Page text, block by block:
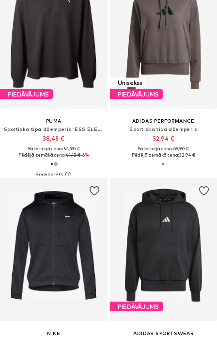
PIEDĀVĀJUMS
PUMA
Sportiska tipa džemperis 'ESS ELEVATED'
38,43 €
Sākotnējā cena: 54,90 €
Pēdējā zemākā cena:41,18 €-6%
Unisekss
PIEDĀVĀJUMS
ADIDAS PERFORMANCE
Sportiska tipa džemperis
32,94 €
Sākotnējā cena: 69,90 €
Pēdējā zemākā cena:32,94 €
NIKE
PIEDĀVĀJUMS
ADIDAS SPORTSWEAR